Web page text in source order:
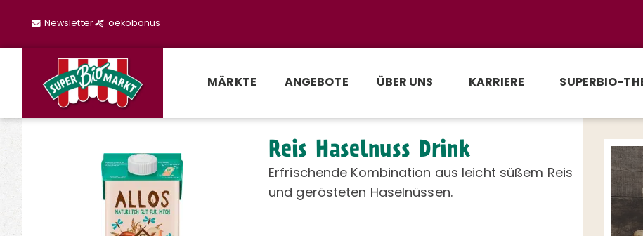
Newsletter oekobonus
MÄRKTE ANGEBOTE ÜBER UNS KARRIERE SUPERBIO-
Reis Haselnuss Drink
Erfrischende Kombination aus leicht süßem Reis
und gerösteten Haselnüssen.